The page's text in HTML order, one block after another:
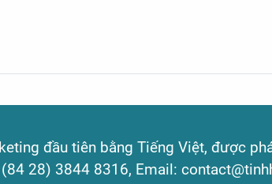
đầu tiên bằng Tiếng Việt, được
28) 3844 8316, Email: